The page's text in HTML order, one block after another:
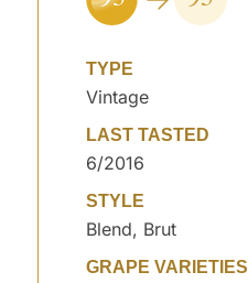
TYPE
Vintage
LAST TASTED
6/2016
STYLE
Blend, Brut
GRAPE VARIETIES